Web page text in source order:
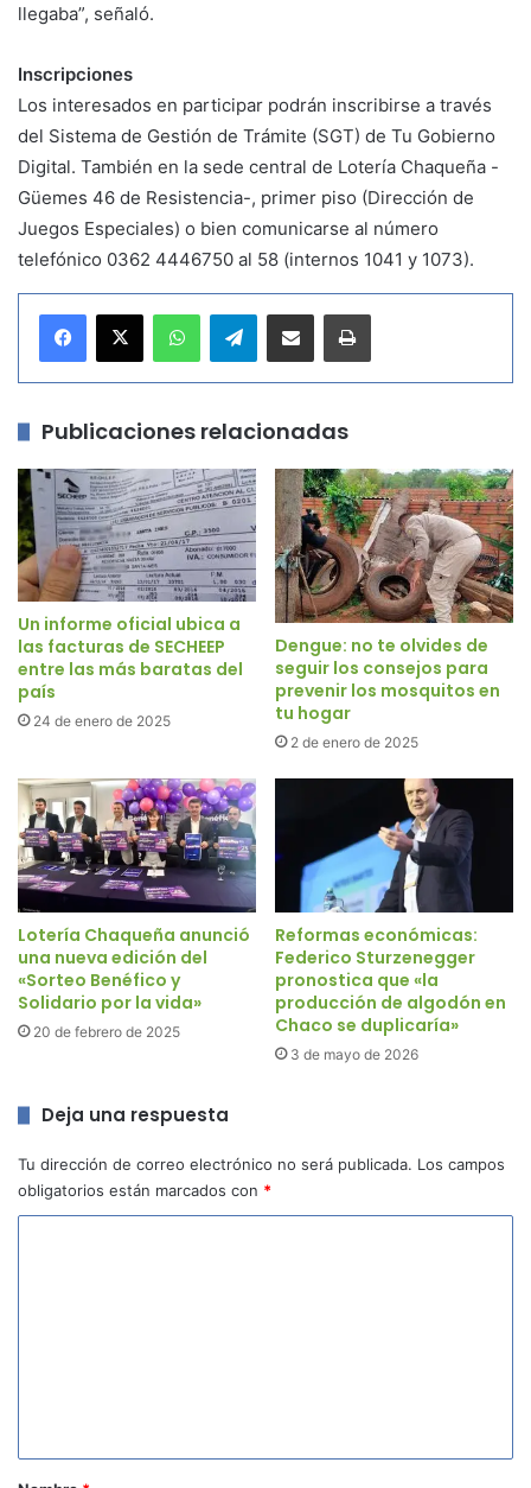
llegaba”, señaló.
Inscripciones
Los interesados en participar podrán inscribirse a través
del Sistema de Gestión de Trámite (SGT) de Tu Gobierno
Digital. También en la sede central de Lotería Chaqueña -
Güemes 46 de Resistencia-, primer piso (Dirección de
Juegos Especiales) o bien comunicarse al número
telefónico 0362 4446750 al 58 (internos 1041 y 1073).
Telegram
Publicaciones relacionadas
Un informe oficial ubica a
las facturas de SECHEEP
entre las más baratas del
país
24 de enero de 2025
Dengue: no te olvides de
seguir los consejos para
prevenir los mosquitos en
tu hogar
2 de enero de 2025
Lotería Chaqueña anunció
una nueva edición del
«Sorteo Benéfico y
Solidario por la vida»
20 de febrero de 2025
Reformas económicas:
Federico Sturzenegger
pronostica que «la
producción de algodón en
Chaco se duplicaría»
3 de mayo de 2026
Deja una respuesta
Tu dirección de correo electrónico no será publicada. Los campos
obligatorios están marcados con *
r